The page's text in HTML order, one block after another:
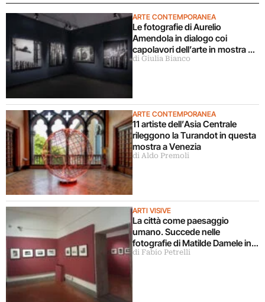
ARTE CONTEMPORANEA
Le fotografie di Aurelio
Amendola in dialogo coi
capolavori dell’arte in mostra a
Milano
di Giulia Bianco
ARTE CONTEMPORANEA
11 artiste dell’Asia Centrale
rileggono la Turandot in questa
mostra a Venezia
di Aldo Premoli
ARTI VISIVE
La città come paesaggio
umano. Succede nelle
fotografie di Matilde Damele in
mostra a Roma
di Fabio Petrelli